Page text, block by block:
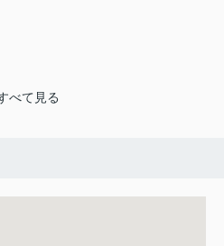
べて見る